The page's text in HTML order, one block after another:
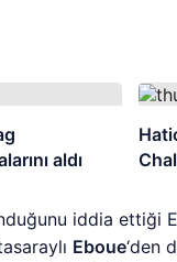
aldı
iddia ettiği
Eboue‘den